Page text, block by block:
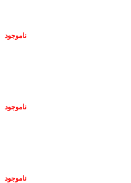
ناموجود
ناموجود
ناموجود